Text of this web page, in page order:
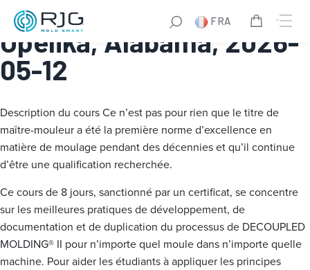
FRA
Master Molder® I:
Opelika, Alabama, 2026-
05-12
Description du coursCe n’est pas pour rien que le titre de
maître-mouleur a été la première norme d’excellence en
matière de moulage pendant des décennies et qu’il continue
d’être une qualification recherchée.
Ce cours de 8 jours, sanctionné par un certificat, se concentre
sur les meilleures pratiques de développement, de
documentation et de duplication du processus de DECOUPLED
MOLDING® II pour n’importe quel moule dans n’importe quelle
machine. Pour aider les étudiants à appliquer les principes